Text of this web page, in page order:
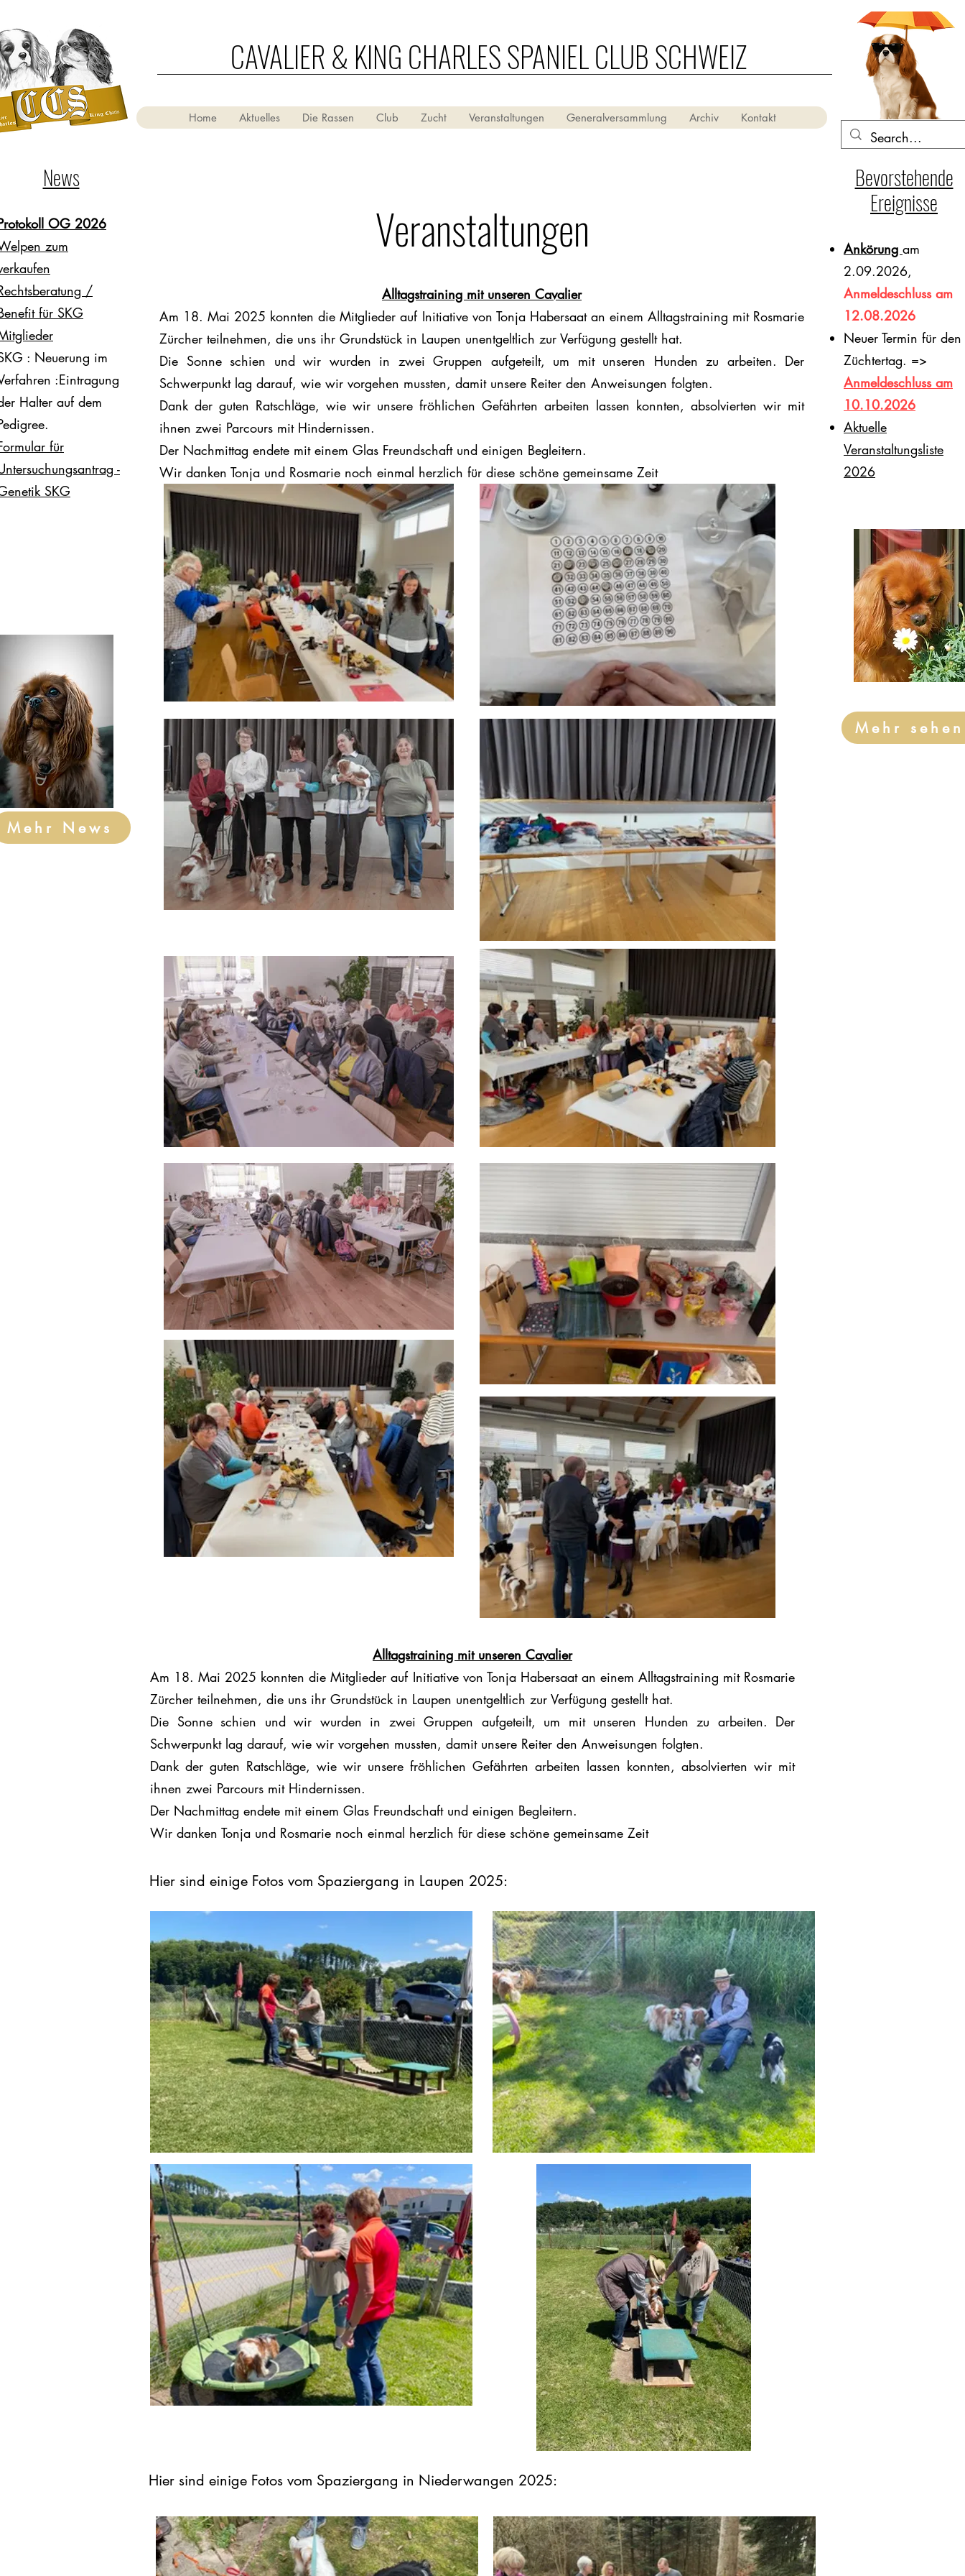
CAVALIER & KING CHARLES SPANIEL CLUB SCHWEIZ
Home Aktuelles Die Rassen Club Zucht Veranstaltungen Generalversammlung Archiv Kontakt
Veranstaltungen
Alltagstraining mit unseren Cavalier
Am 18. Mai 2025 konnten die Mitglieder auf Initiative von Tonja Habersaat an einem Alltagstraining mit Rosmarie
Zürcher teilnehmen, die uns ihr Grundstück in Laupen unentgeltlich zur Verfügung gestellt hat.
Die Sonne schien und wir wurden in zwei Gruppen aufgeteilt, um mit unseren Hunden zu arbeiten. Der
Schwerpunkt lag darauf, wie wir vorgehen mussten, damit unsere Reiter den Anweisungen folgten.
Dank der guten Ratschläge, wie wir unsere fröhlichen Gefährten arbeiten lassen konnten, absolvierten wir mit
ihnen zwei Parcours mit Hindernissen.
Der Nachmittag endete mit einem Glas Freundschaft und einigen Begleitern.
Wir danken Tonja und Rosmarie noch einmal herzlich für diese schöne gemeinsame Zeit
Alltagstraining mit unseren Cavalier
Am 18. Mai 2025 konnten die Mitglieder auf Initiative von Tonja Habersaat an einem Alltagstraining mit Rosmarie
Zürcher teilnehmen, die uns ihr Grundstück in Laupen unentgeltlich zur Verfügung gestellt hat.
Die Sonne schien und wir wurden in zwei Gruppen aufgeteilt, um mit unseren Hunden zu arbeiten. Der
Schwerpunkt lag darauf, wie wir vorgehen mussten, damit unsere Reiter den Anweisungen folgten.
Dank der guten Ratschläge, wie wir unsere fröhlichen Gefährten arbeiten lassen konnten, absolvierten wir mit
ihnen zwei Parcours mit Hindernissen.
Der Nachmittag endete mit einem Glas Freundschaft und einigen Begleitern.
Wir danken Tonja und Rosmarie noch einmal herzlich für diese schöne gemeinsame Zeit
Hier sind einige Fotos vom Spaziergang in Laupen 2025:
Hier sind einige Fotos vom Spaziergang in Niederwangen 2025:
Bevorstehende
Ereignisse
Ankörung am
2.09.2026,
Anmeldeschluss am
12.08.2026
Neuer Termin für den
Züchtertag. =>
Anmeldeschluss am
10.10.2026
​Aktuelle
Veranstaltungsliste
2026
Mehr sehen
News
OG 2026
zum
/
für SKG
: Neuerung im
:Eintragung
Halter auf dem
für
-
SKG
Mehr News